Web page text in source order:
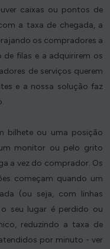
caixas ou pontos de
a taxa de chegada, a
os compradores a
filas e a adquirirem os
de serviços querem
e a nossa solução faz
bilhete ou uma posição
monitor ou pelo grito
a vez do comprador. Os
começam quando um
(ou seja, com linhas
seu lugar é perdido ou
reduzindo a taxa de
por minuto - ver